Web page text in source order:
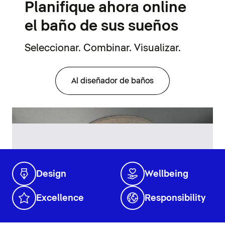
Planifique ahora online
el baño de sus sueños
Seleccionar. Combinar. Visualizar.
Al diseñador de baños
Design Wellbeing
Excellence Responsibility